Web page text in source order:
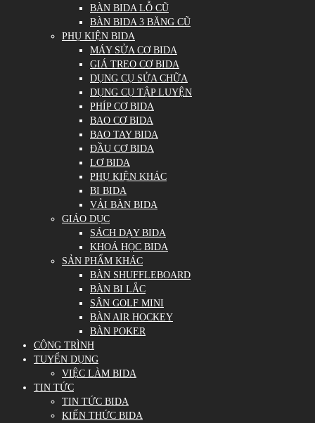
BÀN BIDA LỖ CŨ
BÀN BIDA 3 BĂNG CŨ
PHỤ KIỆN BIDA
MÁY SỬA CƠ BIDA
GIÁ TREO CƠ BIDA
DỤNG CỤ SỬA CHỮA
DỤNG CỤ TẬP LUYỆN
PHÍP CƠ BIDA
BAO CƠ BIDA
BAO TAY BIDA
ĐẦU CƠ BIDA
LƠ BIDA
PHỤ KIỆN KHÁC
BI BIDA
VẢI BÀN BIDA
GIÁO DỤC
SÁCH DẠY BIDA
KHOÁ HỌC BIDA
SẢN PHẨM KHÁC
BÀN SHUFFLEBOARD
BÀN BI LẮC
SÂN GOLF MINI
BÀN AIR HOCKEY
BÀN POKER
CÔNG TRÌNH
TUYỂN DỤNG
VIỆC LÀM BIDA
TIN TỨC
TIN TỨC BIDA
KIẾN THỨC BIDA